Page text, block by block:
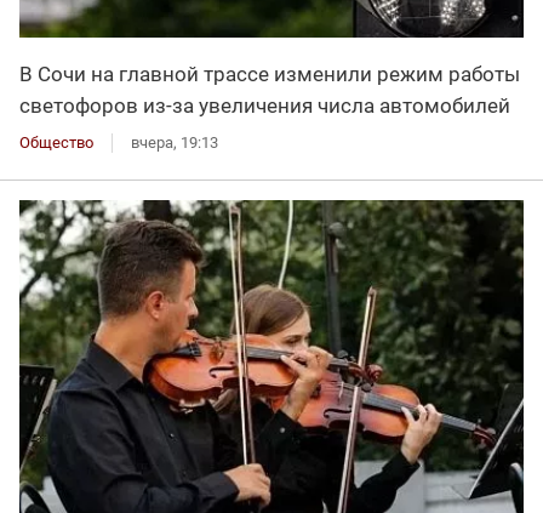
В Сочи на главной трассе изменили режим работы
светофоров из-за увеличения числа автомобилей
Общество вчера, 19:13